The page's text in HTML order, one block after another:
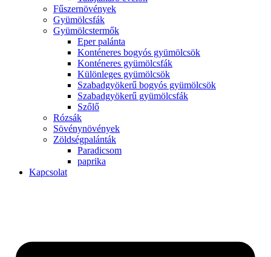
Fűszernövények
Gyümölcsfák
Gyümölcstermők
Eper palánta
Konténeres bogyós gyümölcsök
Konténeres gyümölcsfák
Különleges gyümölcsök
Szabadgyökerű bogyós gyümölcsök
Szabadgyökerű gyümölcsfák
Szőlő
Rózsák
Sövénynövények
Zöldségpalánták
Paradicsom
paprika
Kapcsolat